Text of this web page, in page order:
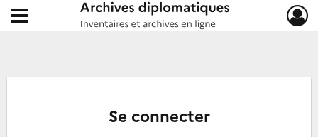
Archives diplomatiques
Ouvrir le menu déroulant
Se connecter